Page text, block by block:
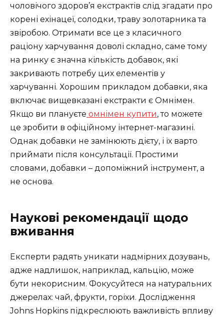
чоловічого здоров’я екстрактів слід згадати про
корені ехінацеї, солодки, траву золотарника та
звіробою. Отримати все це з класичного
раціону харчування доволі складно, саме тому
на ринку є значна кількість добавок, які
закривають потребу цих елементів у
харчуванні. Хорошим прикладом добавки, яка
включає вищевказані екстракти є Омнімен.
Якщо ви плануєте омнімен купити, то можете
це зробити в офіційному інтернет-магазині.
Однак добавки не замінюють дієту, і їх варто
приймати після консультації. Простими
словами, добавки – допоміжний інструмент, а
не основа.
Наукові рекомендації щодо
вживання
Експерти радять уникати надмірних дозувань,
адже надлишок, наприклад, кальцію, може
бути некорисним. Фокусуйтеся на натуральних
джерелах: чай, фрукти, горіхи. Дослідження
Johns Hopkins підкреслюють важливість впливу